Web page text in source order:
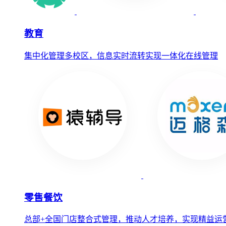
教育
集中化管理多校区，信息实时流转实现一体化在线管理
零售餐饮
总部+全国门店整合式管理，推动人才培养，实现精益运